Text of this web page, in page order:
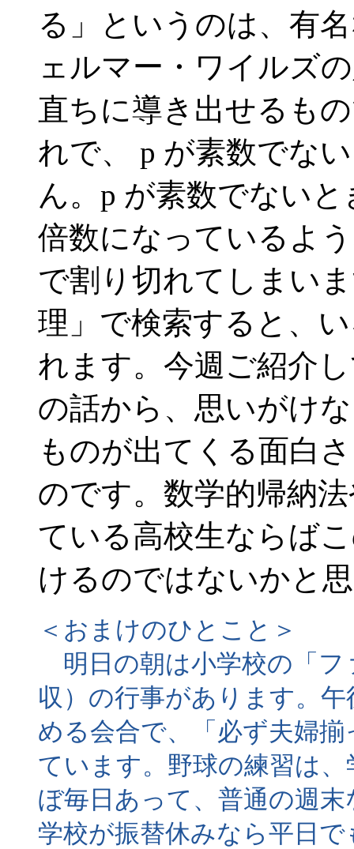
る」というのは、有
ェルマー・ワイルズ
直ちに導き出せるも
れで、 p が素数でな
ん。p が素数でない
倍数になっているよ
で割り切れてしまい
理」で検索すると、
れます。今週ご紹介
の話から、思いがけ
ものが出てくる面白
のです。数学的帰納
ている高校生ならば
けるのではないかと
＜おまけのひとこと＞
明日の朝は小学校の「フ
収）の行事があります。
める会合で、「必ず夫婦
ています。野球の練習は
ぼ毎日あって、普通の週
学校が振替休みなら平日